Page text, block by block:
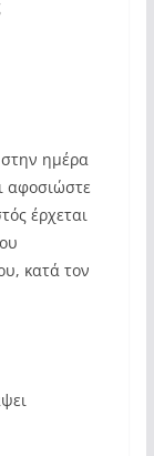
ημέρα
αφοσιώστε
έρχεται
κατά τον